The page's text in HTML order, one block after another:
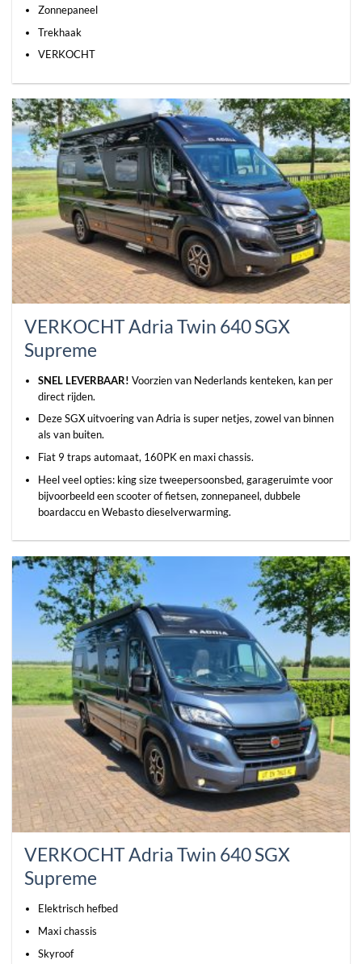
Zonnepaneel
Trekhaak
VERKOCHT
VERKOCHT Adria Twin 640 SGX
Supreme
SNEL LEVERBAAR! Voorzien van Nederlands kenteken, kan per
direct rijden.
Deze SGX uitvoering van Adria is super netjes, zowel van binnen
als van buiten.
Fiat 9 traps automaat, 160PK en maxi chassis.
Heel veel opties: king size tweepersoonsbed, garageruimte voor
bijvoorbeeld een scooter of fietsen, zonnepaneel, dubbele
boardaccu en Webasto dieselverwarming.
VERKOCHT Adria Twin 640 SGX
Supreme
Elektrisch hefbed
Maxi chassis
Skyroof